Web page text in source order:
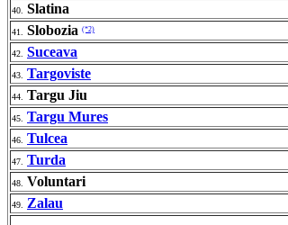
40. Slatina
41. Slobozia (*2)
42. Suceava
43. Targoviste
44. Targu Jiu
45. Targu Mures
46. Tulcea
47. Turda
48. Voluntari
49. Zalau